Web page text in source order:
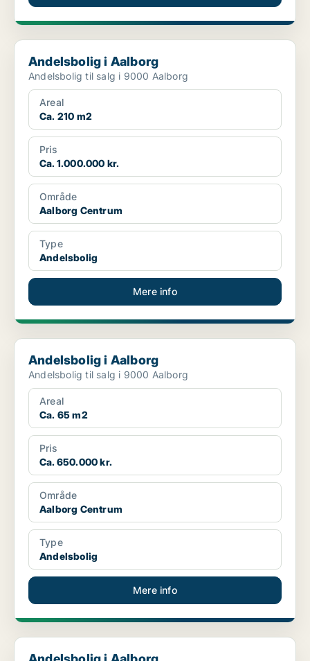
Andelsbolig i Aalborg
Andelsbolig i Aalborg
Andelsbolig til salg i 9000 Aalborg
Areal
Ca. 210 m2
Pris
Ca. 1.000.000 kr.
Område
Aalborg Centrum
Type
Andelsbolig
Mere info
Andelsbolig i Aalborg
Andelsbolig i Aalborg
Andelsbolig til salg i 9000 Aalborg
Areal
Ca. 65 m2
Pris
Ca. 650.000 kr.
Område
Aalborg Centrum
Type
Andelsbolig
Mere info
Andelsbolig i Aalborg